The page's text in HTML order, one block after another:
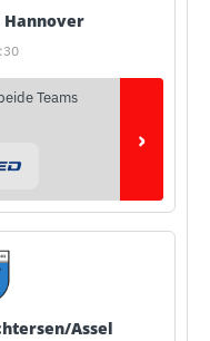
Hannover
Teams
›
Assel